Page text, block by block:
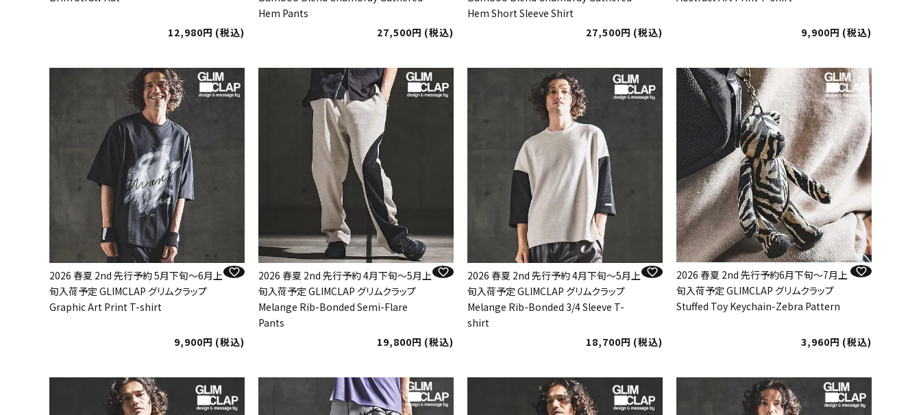
12,980 税込
Hem Pants
27,500
税込
Hem Short Sleeve Shirt
27,500
税込 9,900 税込
2026 春夏 2nd 先行予約 5月下旬～6月上
旬入荷予定 GLIMCLAP グリムクラップ
Graphic Art Print T-shirt
9,900 税込
2026 春夏 2nd 先行予約 4月下旬～5月上
旬入荷予定 GLIMCLAP グリムクラップ
Melange Rib-Bonded Semi-Flare
Pants
19,800
税込
2026 春夏 2nd 先行予約 4月下旬～5月上
旬入荷予定 GLIMCLAP グリムクラップ
Melange Rib-Bonded 3/4 Sleeve T-
shirt
18,700
税込
2026 春夏 2nd 先行予約6月下旬～7月上
旬入荷予定 GLIMCLAP グリムクラップ
Stuffed Toy Keychain-Zebra Pattern
3,960 税込